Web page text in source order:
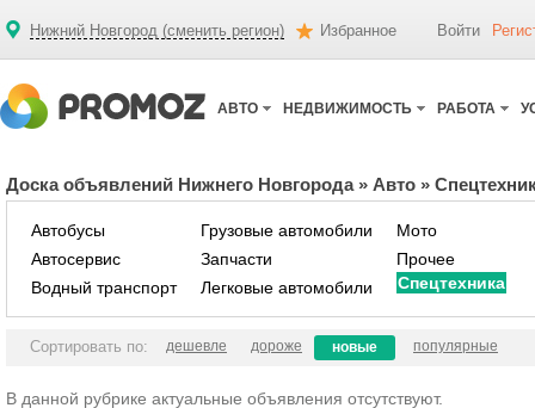
Нижний Новгород (сменить регион) Избранное Войти
АВТО НЕДВИЖИМОСТЬ РАБОТА
Доска объявлений Нижнего Новгорода» Авто »
Автобусы
Автосервис
Водный транспорт
Грузовые автомобили
Запчасти
Легковые автомобили
Мото
Прочее
Спецтехника
Сортировать по: дешевле дороже новые популярные
В данной рубрике актуальные объявления отсутствуют.